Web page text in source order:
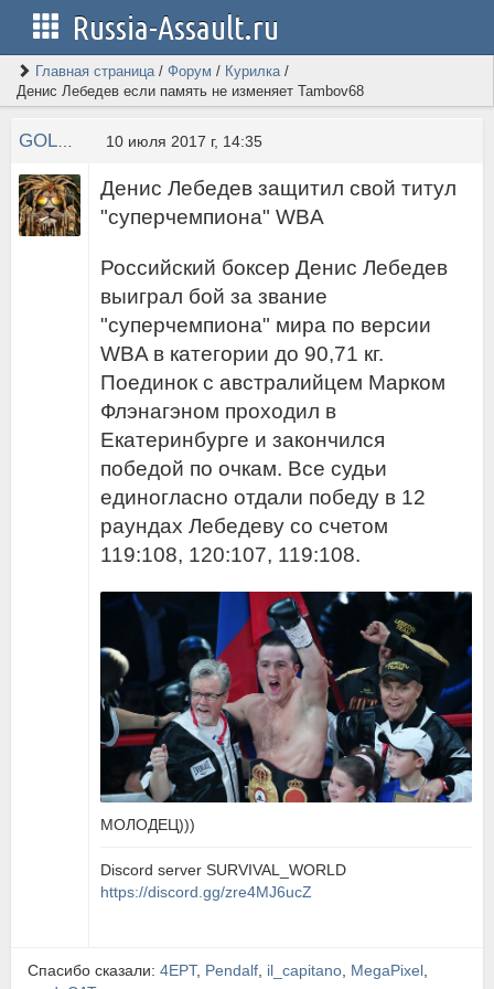
Russia-Assault.ru
Главная страница/ Форум / Курилка/
Денис Лебедев если память не изменяет Tambov68
10 июля 2017 г, 14:35
Денис Лебедев защитил свой титул
"суперчемпиона" WBA
Российский боксер Денис Лебедев
выиграл бой за звание
"суперчемпиона" мира по версии
WBA в категории до 90,71 кг.
Поединок с австралийцем Марком
Флэнагэном проходил в
Екатеринбурге и закончился
победой по очкам. Все судьи
единогласно отдали победу в 12
раундах Лебедеву со счетом
119:108, 120:107, 119:108.
МОЛОДЕЦ)))
Discord server SURVIVAL_WORLD
https://discord.gg/zre4MJ6ucZ
Спасибо сказали: 4EPT, Pendalf il_capitano MegaPixel